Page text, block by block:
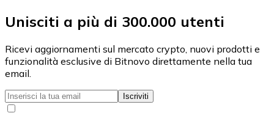
Unisciti a più di 300.000 utenti
Ricevi aggiornamenti sul mercato crypto, nuovi prodotti e
funzionalità esclusive di Bitnovo direttamente nella tua
email.
Iscriviti